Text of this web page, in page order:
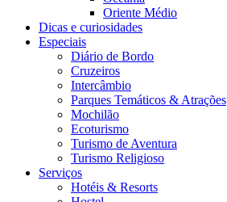
Oriente Médio
Dicas e curiosidades
Especiais
Diário de Bordo
Cruzeiros
Intercâmbio
Parques Temáticos & Atrações
Mochilão
Ecoturismo
Turismo de Aventura
Turismo Religioso
Serviços
Hotéis & Resorts